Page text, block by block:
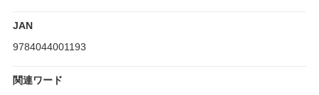
JAN
9784044001193
関連ワード